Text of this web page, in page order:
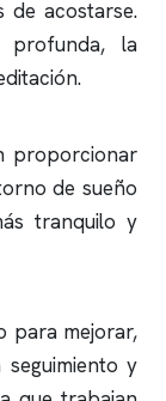
de acostarse.
profunda, la
proporcionar
de sueño
tranquilo y
para mejorar,
y